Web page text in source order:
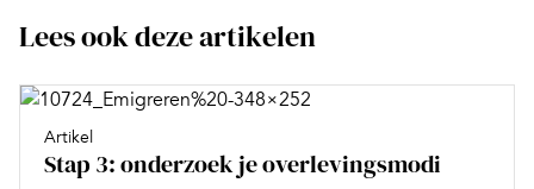
Lees ook deze artikelen
Artikel
Stap 3: onderzoek je overlevingsmodi